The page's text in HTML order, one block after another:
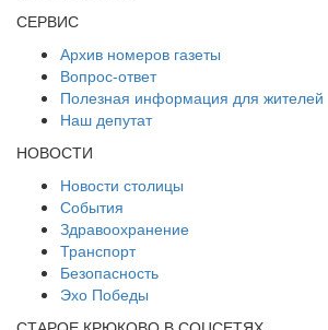
СЕРВИС
Архив номеров газеты
Вопрос-ответ
Полезная информация для жителей
Наш депутат
НОВОСТИ
Новости столицы
События
Здравоохранение
Транспорт
Безопасность
Эхо Победы